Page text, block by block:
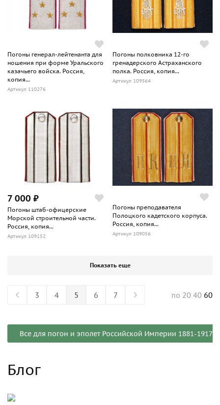
Погоны генерал-лейтенанта для
ношения при форме Уральского
казачьего войска. Россия,
копия...
Артикул 110276
Погоны полковника 12-го
гренадерского Астраханского
полка. Россия, копия...
Артикул 109564
7 000 ₽
Погоны штаб-офицерские
Морской строительной части.
Россия, копия...
Артикул 109152
Погоны преподавателя
Полоцкого кадетского корпуса.
Россия, копия...
Артикул 109056
Показать еще
3 4 5 6 7 по 20 40 60
Все для погон и эполет Российской Империи 1881-1917
Блог